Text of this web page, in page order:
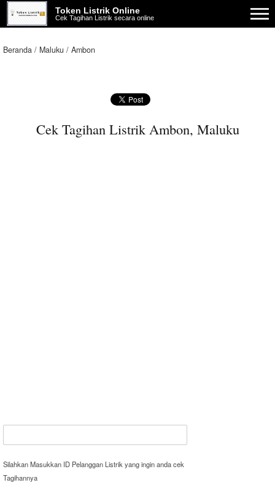
Token Listrik Online
Cek Tagihan Listrik secara online
Beranda Maluku Ambon
Cek Tagihan Listrik Ambon, Maluku
Silahkan Masukkan ID Pelanggan Listrik yang ingin anda cek
Tagihannya